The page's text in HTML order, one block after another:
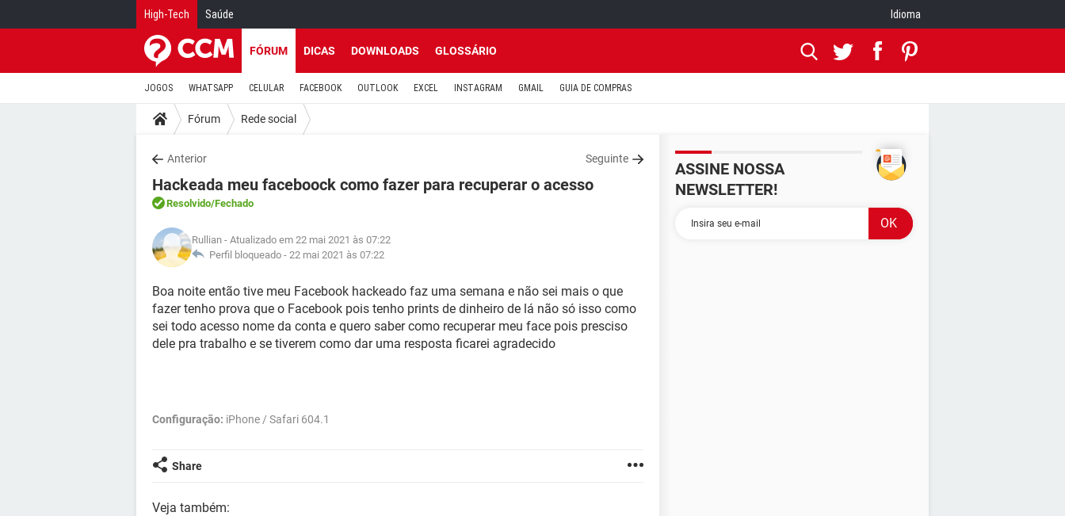
High-Tech Saúde Idioma
FÓRUM DICAS DOWNLOADS GLOSSÁRIO
JOGOS WHATSAPP CELULAR FACEBOOK OUTLOOK EXCEL INSTAGRAM GMAIL GUIA DE COMPRAS
Fórum Rede social
Anterior Seguinte
Hackeada meu faceboock como fazer para recuperar o acesso
Resolvido/Fechado
Rullian - Atualizado em 22 mai 2021 às 07:22
Perfil bloqueado - 22 mai 2021 às 07:22
Boa noite então tive meu Facebook hackeado faz uma semana e não sei mais o que
fazer tenho prova que o Facebook pois tenho prints de dinheiro de lá não só isso como
sei todo acesso nome da conta e quero saber como recuperar meu face pois presciso
dele pra trabalho e se tiverem como dar uma resposta ficarei agradecido
Configuração: iPhone / Safari 604.1
Share
Veja também:
ASSINE NOSSA
NEWSLETTER!